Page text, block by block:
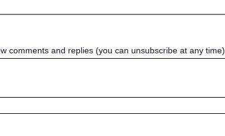
comments and replies (you can unsubscribe at any time).